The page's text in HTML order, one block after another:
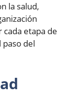
la salud,
etapa de
del